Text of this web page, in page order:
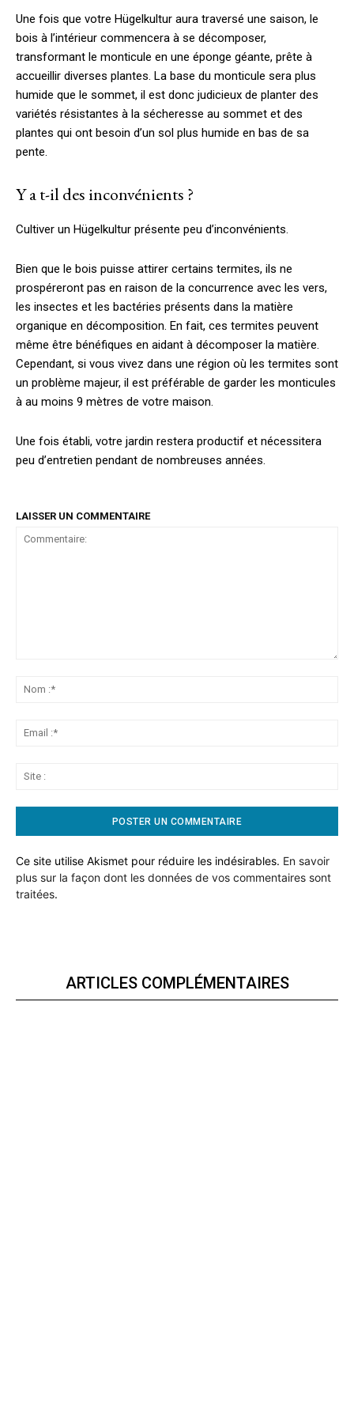
Une fois que votre Hügelkultur aura traversé une saison, le
bois à l’intérieur commencera à se décomposer,
transformant le monticule en une éponge géante, prête à
accueillir diverses plantes. La base du monticule sera plus
humide que le sommet, il est donc judicieux de planter des
variétés résistantes à la sécheresse au sommet et des
plantes qui ont besoin d’un sol plus humide en bas de sa
pente.
Y a t-il des inconvénients ?
Cultiver un Hügelkultur présente peu d’inconvénients.
Bien que le bois puisse attirer certains termites, ils ne
prospéreront pas en raison de la concurrence avec les vers,
les insectes et les bactéries présents dans la matière
organique en décomposition. En fait, ces termites peuvent
même être bénéfiques en aidant à décomposer la matière.
Cependant, si vous vivez dans une région où les termites sont
un problème majeur, il est préférable de garder les monticules
à au moins 9 mètres de votre maison.
Une fois établi, votre jardin restera productif et nécessitera
peu d’entretien pendant de nombreuses années.
LAISSER UN COMMENTAIRE
Ce site utilise Akismet pour réduire les indésirables. En savoir
plus sur la façon dont les données de vos commentaires sont
traitées.
ARTICLES COMPLÉMENTAIRES